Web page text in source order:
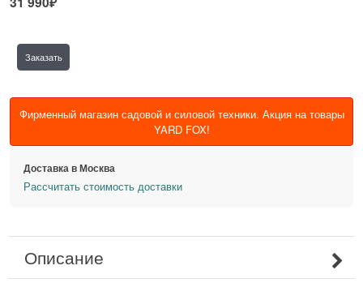
Заказать
Фирменный магазин садовой и силовой техники. Акция на товары
YARD FOX!
Доставка вМосква
Рассчитать стоимость доставки
Описание